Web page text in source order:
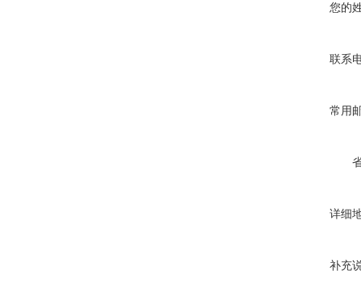
您的
联系
常用
详细
补充